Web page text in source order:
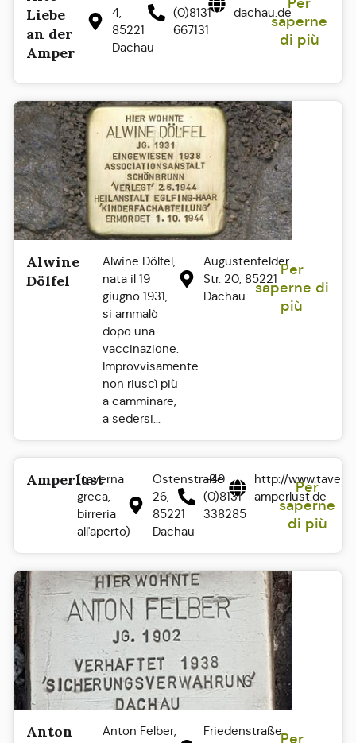
Liebe
an der
Amper
4,
85221
Dachau
(0)8131
667131
dachau.de
saperne
di più
Alwine
Dölfel
Alwine Dölfel,
nata il 19
giugno 1931,
si ammalò
dopo una
vaccinazione.
Improvvisamente
non riuscì più
a camminare,
a sedersi...
Augustenfelder
Str. 20, 85221
Dachau
Per
saperne di
più
Amperlust
(taverna
greca,
birreria
all'aperto)
Ostenstraße
26,
85221
Dachau
+49
(0)8131
338285
http://
amperlust.de
Per
saperne
di più
Anton
Anton Felber,
FriedenstraßePer